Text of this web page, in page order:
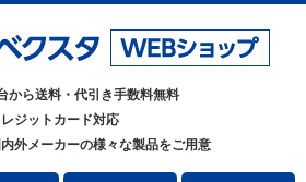
から送料・代引き手数料無料
ジットカード対応
内外メーカーの様々な製品をご用意